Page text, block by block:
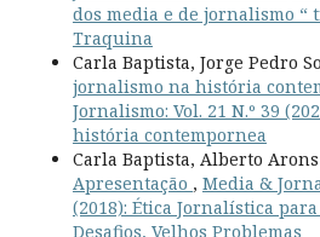
dos media e de jornalismo “
Traquina
Carla Baptista, Jorge Pedro
jornalismo na história
Jornalismo: Vol. 21 N.º 39
história contempornea
Carla Baptista, Alberto
Apresentação , Media &
(2018): Ética Jornalística
Desafios, Velhos Problemas